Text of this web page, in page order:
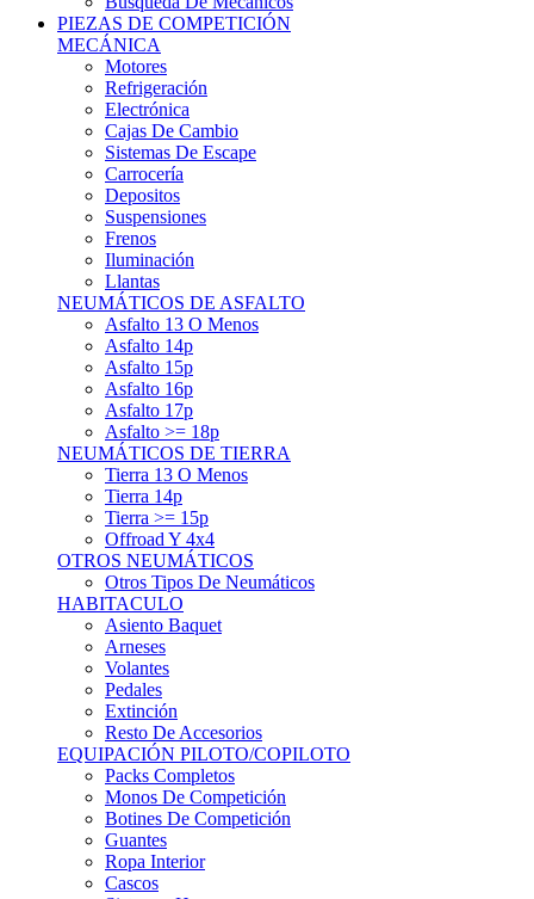
PIEZAS DE COMPETICIÓN
MECÁNICA
Motores
Refrigeración
Electrónica
Cajas De Cambio
Sistemas De Escape
Carrocería
Depositos
Suspensiones
Frenos
Iluminación
Llantas
NEUMÁTICOS DE ASFALTO
Asfalto 13 O Menos
Asfalto 14p
Asfalto 15p
Asfalto 16p
Asfalto 17p
Asfalto >= 18p
NEUMÁTICOS DE TIERRA
Tierra 13 O Menos
Tierra 14p
Tierra >= 15p
Offroad Y 4x4
OTROS NEUMÁTICOS
Otros Tipos De Neumáticos
HABITACULO
Asiento Baquet
Arneses
Volantes
Pedales
Extinción
Resto De Accesorios
EQUIPACIÓN PILOTO/COPILOTO
Packs Completos
Monos De Competición
Botines De Competición
Guantes
Ropa Interior
Cascos